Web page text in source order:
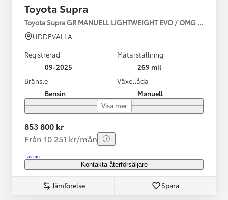
Toyota Supra
Toyota Supra GR MANUELL LIGHTWEIGHT EVO / OMG LEV!
UDDEVALLA
Registrerad
09-2025
Mätarställning
269 mil
Bränsle
Bensin
Växellåda
Manuell
Visa mer
853 800 kr
Från 10 251 kr/mån
Läs mer
Kontakta återförsäljare
Jämförelse Spara